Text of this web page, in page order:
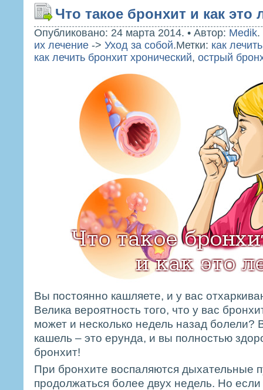
Что такое бронхит и как это
Опубликовано: 24 марта 2014. • Автор: Medik.
их лечение -> Уход за собой.Метки: как
как лечить бронхит хронический, острый
Вы постоянно кашляете, и у вас
Велика вероятность того, что у вас
может и несколько недель назад болели?
кашель – это ерунда, и вы полностью
бронхит!
При бронхите воспаляются дыхательные
продолжаться более двух недель. Но